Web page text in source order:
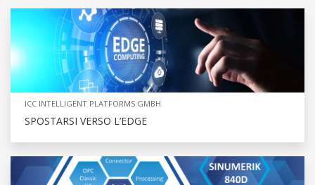
ICC INTELLIGENT PLATFORMS GMBH
SPOSTARSI VERSO L’EDGE